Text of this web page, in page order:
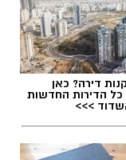
לגרום
במצב כזה,
הארץ,
דירה? כאן
הדירות החדשות
>>>